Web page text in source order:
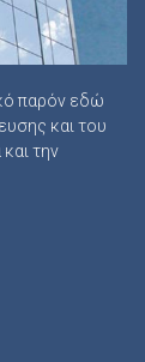
παρόν εδώ
και του
την